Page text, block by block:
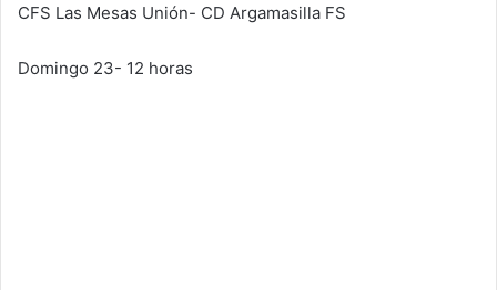
CFS Las Mesas Unión- CD Argamasilla FS
Domingo 23- 12 horas